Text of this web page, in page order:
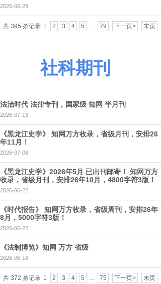
2026-06-29
共 395 条记录 1 2 3 4 5 … 79 下一页> 末页
社科期刊
法治时代 法律专刊，国家级 知网 半月刊
2026-07-13
《黑龙江史学》 知网万方收录，省级月刊，安排26
年11月！
2026-07-08
《黑龙江史学》2026年5月 已出刊邮寄！ 知网万方
收录，省级月刊，安排26年10月，4800字符3版！
2026-06-22
《时代报告》 知网万方收录，省级周刊，安排26年
8月，5000字符3版！
2026-06-22
《法制博览》知网 万方 省级
2026-06-18
共 372 条记录 1 2 3 4 5 … 75 下一页> 末页